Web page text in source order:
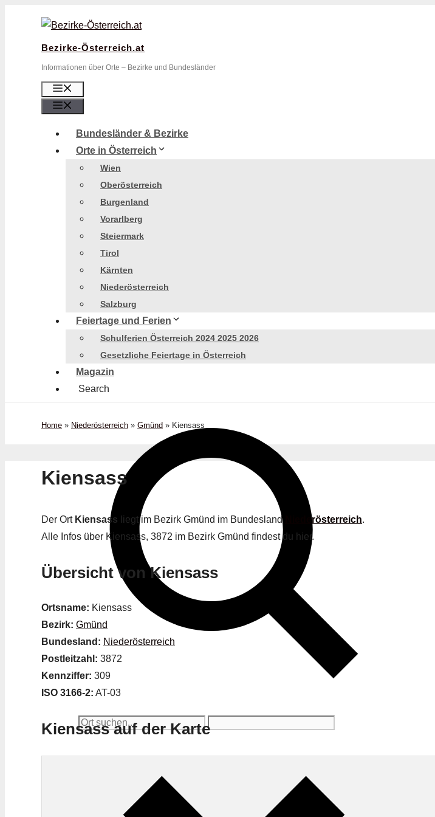
Bezirke-Österreich.at
Informationen über Orte – Bezirke und Bundesländer
Bundesländer & Bezirke
Orte in Österreich
Wien
Oberösterreich
Burgenland
Vorarlberg
Steiermark
Tirol
Kärnten
Niederösterreich
Salzburg
Feiertage und Ferien
Schulferien Österreich 2024 2025 2026
Gesetzliche Feiertage in Österreich
Magazin
Search
Home » Niederösterreich » Gmünd » Kiensass
Kiensass
Der Ort Kiensass liegt im Bezirk Gmünd im Bundesland Niederösterreich.
Alle Infos über Kiensass, 3872 im Bezirk Gmünd findest du hier.
Übersicht von Kiensass
Ortsname: Kiensass
Bezirk: Gmünd
Bundesland: Niederösterreich
Postleitzahl: 3872
Kennziffer: 309
ISO 3166-2: AT-03
Kiensass auf der Karte